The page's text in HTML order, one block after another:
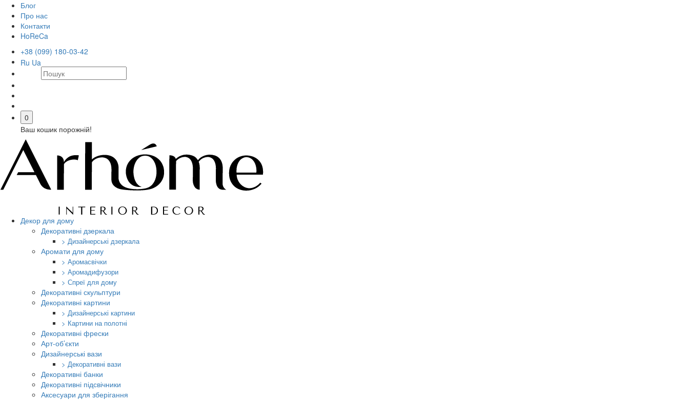
Блог
Про нас
Контакти
HoReCa
+38 (099) 180-03-42
Ru Ua
0
Ваш кошик порожній!
Декор для дому
Декоративні дзеркала
> Дизайнерські дзеркала
Аромати для дому
> Аромасвічки
> Аромадифузори
> Спреї для дому
Декоративні скульптури
Декоративні картини
> Дизайнерські картини
> Картини на полотні
Декоративні фрески
Арт-об’єкти
Дизайнерські вази
> Декоративні вази
Декоративні банки
Декоративні підсвічники
Аксесуари для зберігання